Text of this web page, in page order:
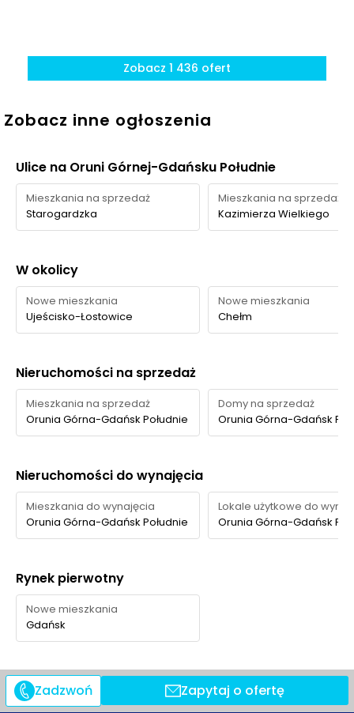
Park
Park przy zbiorniku
Multiparku os. 5
Wzgórz
1150 m
Ocena Tabelaofert:To lokalizacja z wygodną zielenią
terenów rekreacyjnych, choć najlepsze miejsca na
dłuższy spacer wymagają już kilkunastu minut dojścia.
Zobacz 1 436 ofert
Zobacz inne ogłoszenia
Ulice na Oruni Górnej-Gdańsku Południe
Mieszkania na sprzedaż
Starogardzka
Mieszkania na sprzedaż
Kazimierza Wielkiego
W okolicy
Nowe mieszkania
Ujeścisko-Łostowice
Nowe mieszkania
Chełm
Nieruchomości na sprzedaż
Mieszkania na sprzedaż
Orunia Górna-Gdańsk Południe
Domy na sprzedaż
Orunia Górna-Gdańsk
Nieruchomości do wynajęcia
Mieszkania do wynajęcia
Orunia Górna-Gdańsk Południe
Lokale użytkowe do
Orunia Górna-Gdańsk
Rynek pierwotny
Nowe mieszkania
Gdańsk
Zadzwoń Zapytaj o ofertę